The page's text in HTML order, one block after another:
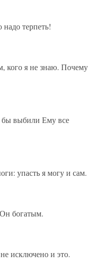
терпеть!
кого я не знаю. Почему
выбили Ему все
упасть я могу и сам.
богатым.
исключено и это.